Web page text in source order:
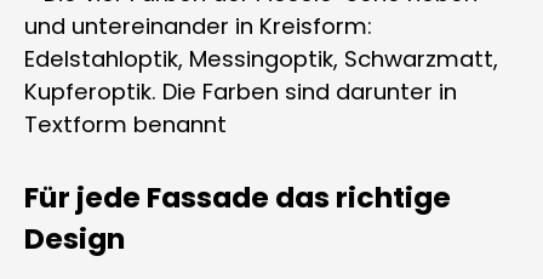
Für jede Fassade das richtige
Design